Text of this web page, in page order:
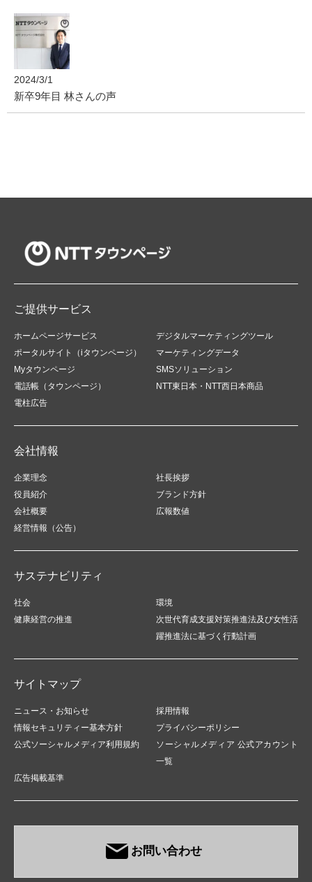
2024/3/1
新卒9年目 林さんの声
ご提供サービス
ホームページサービス
デジタルマーケティングツール
ポータルサイト（iタウンページ）
マーケティングデータ
Myタウンページ
SMSソリューション
電話帳（タウンページ）
NTT東日本・NTT西日本商品
電柱広告
会社情報
企業理念
社長挨拶
役員紹介
ブランド方針
会社概要
広報数値
経営情報（公告）
サステナビリティ
社会
環境
健康経営の推進
次世代育成支援対策推進法及び女性活
躍推進法に基づく行動計画
サイトマップ
ニュース・お知らせ
採用情報
情報セキュリティー基本方針
プライバシーポリシー
公式ソーシャルメディア利用規約
ソーシャルメディア 公式アカウント
一覧
広告掲載基準
お問い合わせ